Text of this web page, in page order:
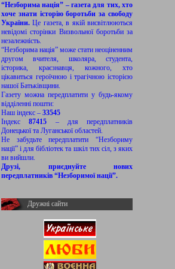
“Незборима нація” – газета для тих, хто
хоче знати історію боротьби за свободу
України.Це газета, в якій висвітлюються
невідомі сторінки Визвольної боротьби за
незалежність.
“Незборима нація” може стати неоціненним
другом вчителя, школяра, студента,
історика, краєзнавця, кожного, хто
цікавиться героїчною і трагічною історією
нашої Батьківщини.
Газету можна передплатити у будь-якому
відділенні пошти:
Наш індекс – 33545
Індекс87415 – для передплатників
Донецької та Луганської областей.
Не забудьте передплатити “Незбориму
нації” і для бібліотек та шкіл тих сіл, з яких
ви вийшли.
Друзі, приєднуйте нових
передплатників “Незборимої нації”.
Дружні сайти